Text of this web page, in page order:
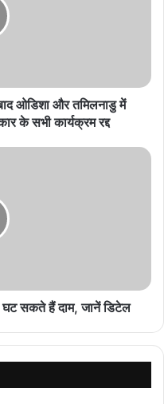
की राह पर
विकास और युवाओं के स्वर्णिम
ओडिशा और तमिलनाडु में
के सभी कार्यक्रम रद्द
सकते हैं दाम, जानें डिटेल